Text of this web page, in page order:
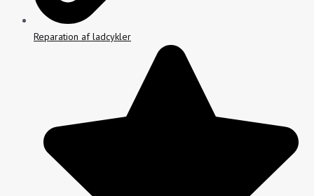
Reparation af ladcykler